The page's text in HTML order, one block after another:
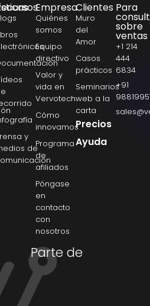
y
de
Empresa
Quiénes
somos
Equipo
directivo
Valor y
vida en
Vervotech
Cómo
innovamos
Programa
de
afiliados
Póngase
en
contacto
con
nosotros
Clientes
Muro
del
Amor
Casos
prácticos
Seminarios
web a la
carta
Precios
Ayuda
Para
sobre
ventas
+1 214
444
6834
+91
Parte de